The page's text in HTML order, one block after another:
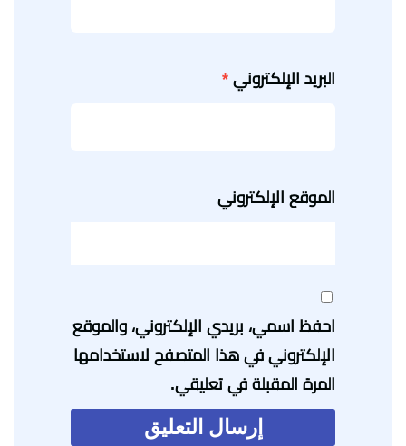
البريد الإلكتروني *
الموقع الإلكتروني
احفظ اسمي، بريدي الإلكتروني، والموقع
الإلكتروني في هذا المتصفح لاستخدامها
المرة المقبلة في تعليقي.